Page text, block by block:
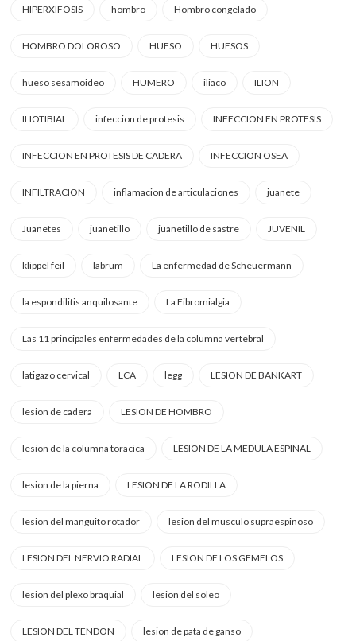
HIPERXIFOSIS hombro Hombro congelado
HOMBRO DOLOROSO HUESO HUESOS
hueso sesamoideo HUMERO iliaco ILION
ILIOTIBIAL infeccion de protesis INFECCION EN PROTESIS
INFECCION EN PROTESIS DE CADERA INFECCION OSEA
INFILTRACION inflamacion de articulaciones juanete
Juanetes juanetillo juanetillo de sastre JUVENIL
klippel feil labrum La enfermedad de Scheuermann
la espondilitis anquilosante La Fibromialgia
Las 11 principales enfermedades de la columna vertebral
latigazo cervical LCA legg LESION DE BANKART
lesion de cadera LESION DE HOMBRO
lesion de la columna toracica LESION DE LA MEDULA ESPINAL
lesion de la pierna LESION DE LA RODILLA
lesion del manguito rotador lesion del musculo supraespinoso
LESION DEL NERVIO RADIAL LESION DE LOS GEMELOS
lesion del plexo braquial lesion del soleo
LESION DEL TENDON lesion de pata de ganso